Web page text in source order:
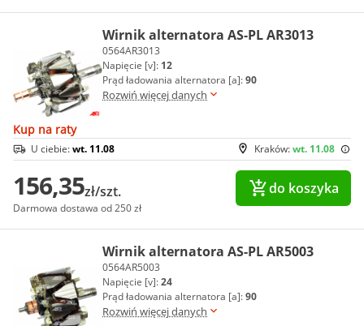
Wirnik alternatora AS-PL AR3013
0564AR3013
Napięcie [v]: 12
Prąd ładowania alternatora [a]:90
Rozwiń więcej danych
Kup na raty
Kraków:wt. 11.08
U ciebie:wt. 11.08
156,35zł/szt.
Darmowa dostawa od 250 zł
do koszyka
Wirnik alternatora AS-PL AR5003
0564AR5003
Napięcie [v]:24
Prąd ładowania alternatora [a]:90
Rozwiń więcej danych